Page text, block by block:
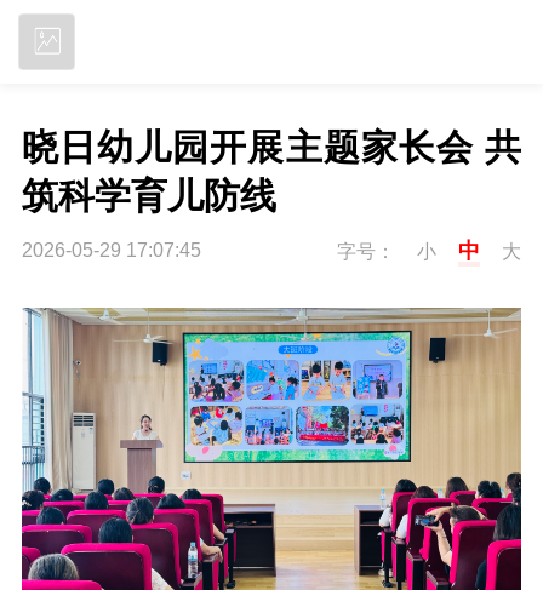
晓日幼儿园开展主题家长会 共
筑科学育儿防线
2026-05-29 17:07:45 字号： 小 中 大